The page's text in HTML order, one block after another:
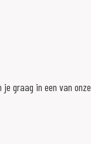
graag in een van onze